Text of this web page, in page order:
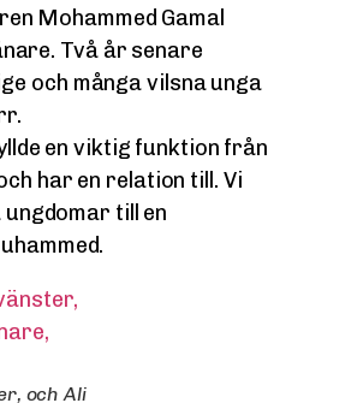
Mohammed Gamal
Två år senare
och många vilsna unga
en viktig funktion från
har en relation till. Vi
till en
och Ali